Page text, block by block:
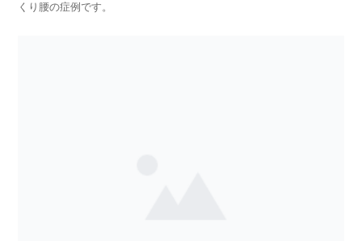
くり腰の症例です。